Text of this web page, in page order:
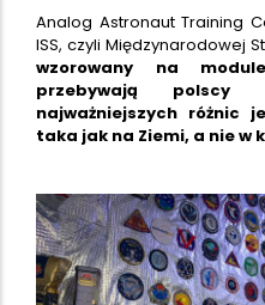
Analog Astronaut Training
ISS, czyli Międzynarodowej
wzorowany na
przebywają
najważniejszych
taka jak na Ziemi, a nie w